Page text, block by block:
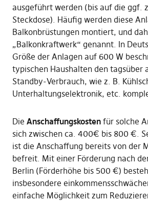
ausgeführt werden (bis auf die ggf.
Steckdose). Häufig werden diese
Balkonbrüstungen montiert, und
„Balkonkraftwerk“ genannt. In
Größe der Anlagen auf 600 W
typischen Haushalten den tagsüber
Standby-Verbrauch, wie z. B.
Unterhaltungselektronik, etc.
Die Anschaffungskostenfür solche
sich zwischen ca. 400€ bis 800 €.
ist die Anschaffung bereits von der
befreit. Mit einer Förderung nach
Berlin (Förderhöhe bis 500 €)
insbesondere
einfache Möglichkeit zum